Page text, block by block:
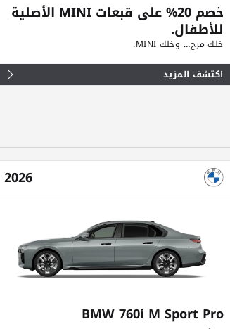
خصم 20% على قبعات MINI الأصلية
للأطفال.
خلك مرح… وخلك MINI.
اكتشف المزيد
2026
BMW 760i M Sport Pro